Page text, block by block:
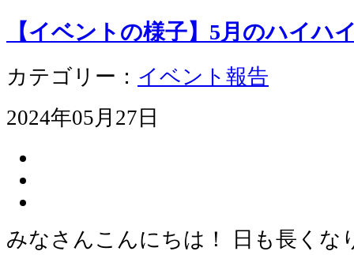
【イベントの様子】5月のハイハ
カテゴリー： イベント報告
2024年05月27日
みなさんこんにちは！ 日も長くな